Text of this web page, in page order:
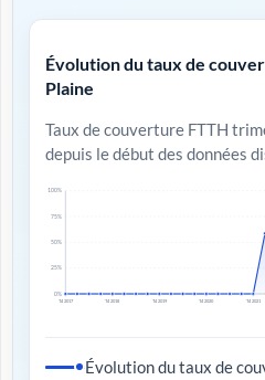
Évolution du taux de
Plaine
Taux de couverture FTTH
depuis le début des données
0%
25%
50%
75%
100%
T4 2017 T4 2018 T4 2019 T4 2020 T4 2021
Évolution du taux de